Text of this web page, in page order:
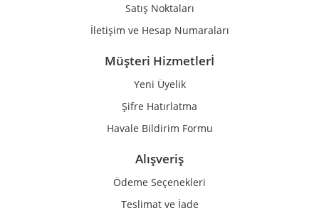
Gönder
Satış Noktaları
İletişim ve Hesap Numaraları
Müşteri Hizmetlerİ
Yeni Üyelik
Şifre Hatırlatma
Havale Bildirim Formu
Alışveriş
Ödeme Seçenekleri
Teslimat ve İade